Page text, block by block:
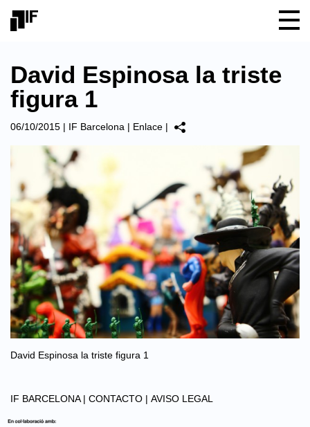
David Espinosa la triste
figura 1
06/10/2015 | IF Barcelona | Enlace |
David Espinosa la triste figura 1
IF BARCELONA | CONTACTO | AVISO LEGAL